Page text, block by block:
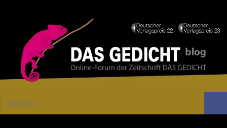
GEDICHT
Forum
von
Suchen